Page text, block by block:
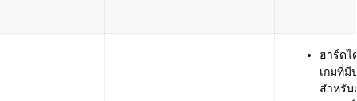
ฮาร์ดไ
เกมที่มี
สำหรับ